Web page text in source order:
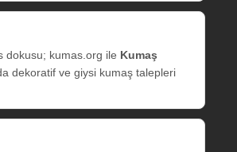
dokusu; kumas.org ile Kumaş
dekoratif ve giysi kumaş talepleri